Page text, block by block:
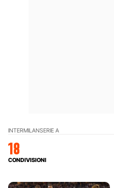
INTERMILANSERIE A
18
CONDIVISIONI